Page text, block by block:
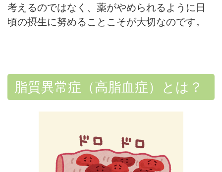
考えるのではなく、薬がやめられるように日
頃の摂生に努めることこそが大切なのです。
脂質異常症（高脂血症）とは？